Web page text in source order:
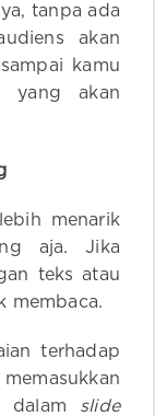
tanpa ada
akan
kamu
yang akan
menarik
aja. Jika
teks atau
membaca.
terhadap
dalam slide